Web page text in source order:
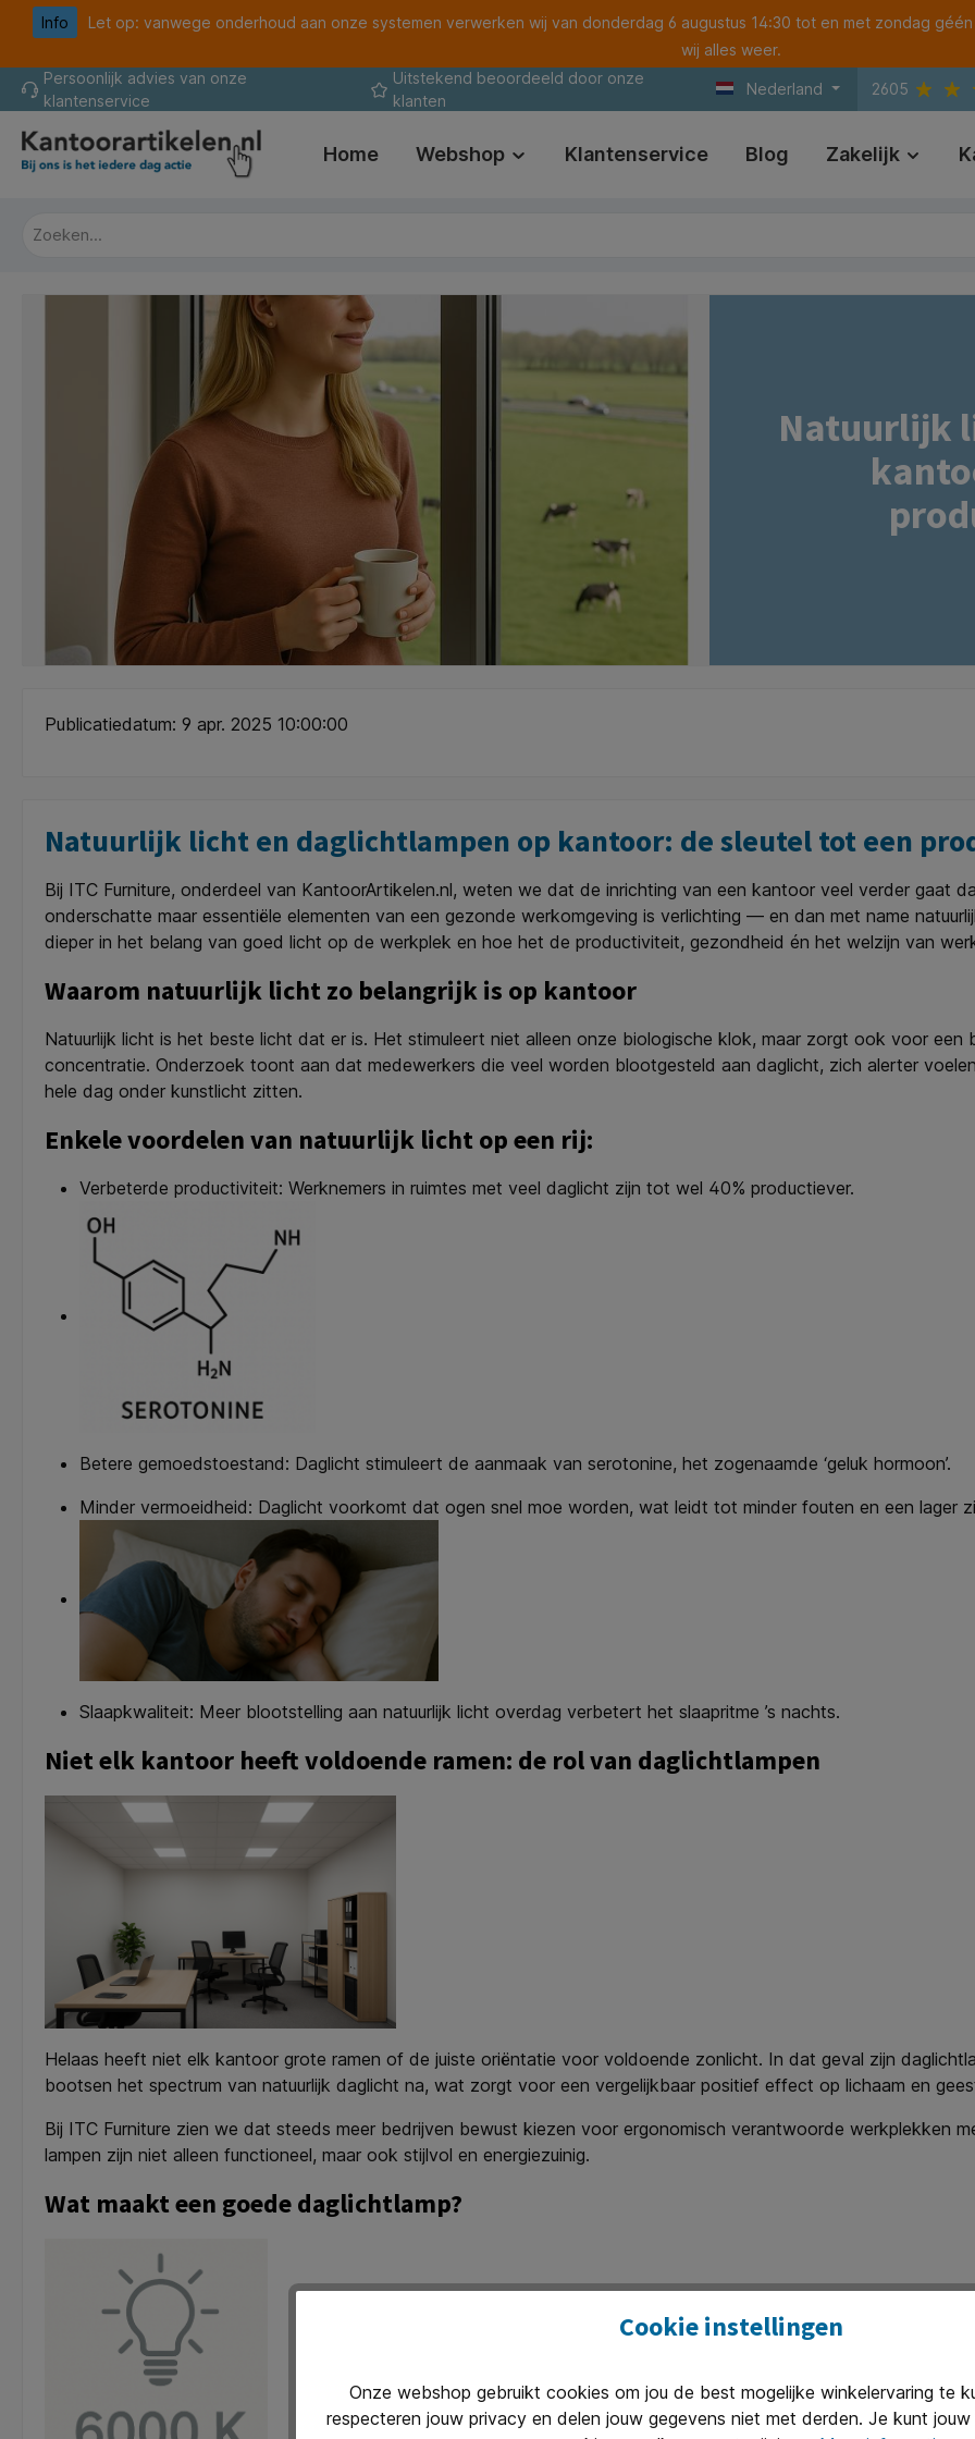
Ga naar de hoofdnavigatie
Info
Let op: vanwege onderhoud aan onze systemen verwerken wij van donderdag 6 augustus 14:30 tot en met zondag
wij alles weer.
Persoonlijk advies van onze
klantenservice
Uitstekend beoordeeld door onze
klanten
Nederland 2605
Home Webshop Klantenservice Blog Zakelijk
Natuurlijk
Publicatiedatum: 9 apr. 2025 10:00:00
Natuurlijk licht en daglichtlampen op kantoor: de sleutel tot een
Bij ITC Furniture, onderdeel van KantoorArtikelen.nl, weten we dat de inrichting van een kantoor veel verder gaat
onderschatte maar essentiële elementen van een gezonde werkomgeving is verlichting — en dan met name
dieper in het belang van goed licht op de werkplek en hoe het de productiviteit, gezondheid én het welzijn van
Waarom natuurlijk licht zo belangrijk is op kantoor
Natuurlijk licht is het beste licht dat er is. Het stimuleert niet alleen onze biologische klok, maar zorgt ook voor een
concentratie. Onderzoek toont aan dat medewerkers die veel worden blootgesteld aan daglicht, zich alerter
hele dag onder kunstlicht zitten.
Enkele voordelen van natuurlijk licht op een rij:
Verbeterde productiviteit: Werknemers in ruimtes met veel daglicht zijn tot wel 40% productiever.
Betere gemoedstoestand: Daglicht stimuleert de aanmaak van serotonine, het zogenaamde ‘geluk hormoon’.
Minder vermoeidheid: Daglicht voorkomt dat ogen snel moe worden, wat leidt tot minder fouten en een lager
Slaapkwaliteit: Meer blootstelling aan natuurlijk licht overdag verbetert het slaapritme ’s nachts.
Niet elk kantoor heeft voldoende ramen: de rol van daglichtlampen
Helaas heeft niet elk kantoor grote ramen of de juiste oriëntatie voor voldoende zonlicht. In dat geval zijn
bootsen het spectrum van natuurlijk daglicht na, wat zorgt voor een vergelijkbaar positief effect op lichaam en
Bij ITC Furniture zien we dat steeds meer bedrijven bewust kiezen voor ergonomisch verantwoorde werkplekken
lampen zijn niet alleen functioneel, maar ook stijlvol en energiezuinig.
Wat maakt een goede daglichtlamp?
Cookie instellingen
Onze webshop gebruikt cookies om jou de best mogelijke winkelervaring te
respecteren jouw privacy en delen jouw gegevens niet met derden. Je kunt